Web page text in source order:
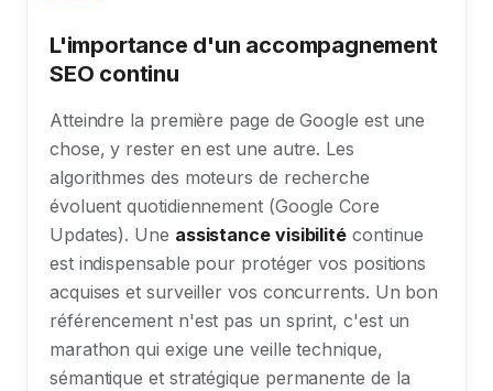
L'importance d'un accompagnement
SEO continu
Atteindre la première page de Google est une
chose, y rester en est une autre. Les
algorithmes des moteurs de recherche
évoluent quotidiennement (Google Core
Updates). Une assistance visibilité continue
est indispensable pour protéger vos positions
acquises et surveiller vos concurrents. Un bon
référencement n'est pas un sprint, c'est un
marathon qui exige une veille technique,
sémantique et stratégique permanente de la